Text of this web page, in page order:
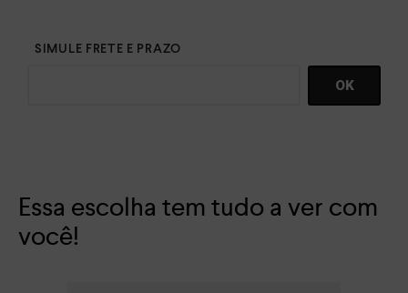
Essa escolha tem tudo a ver com
você!